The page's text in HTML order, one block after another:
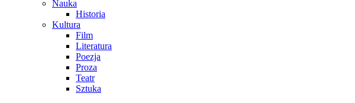
Nauka
Historia
Kultura
Film
Literatura
Poezja
Proza
Teatr
Sztuka